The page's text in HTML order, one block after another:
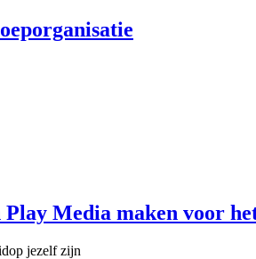
Media maken voor
jezelf zijn